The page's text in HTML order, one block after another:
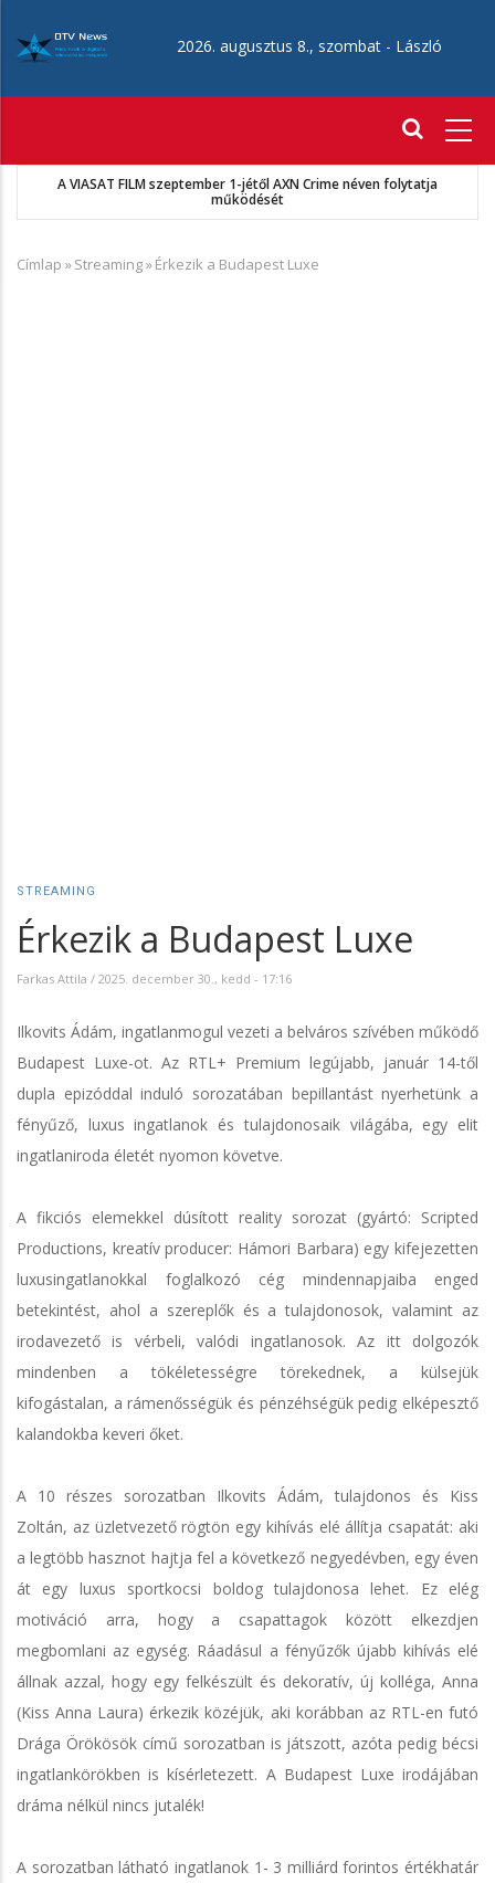
tartalomra
2026. augusztus 8., szombat - László
A VIASAT FILM szeptember 1-jétől AXN Crime néven folytatja
működését
Morzsa
Címlap »Streaming»Érkezik a Budapest Luxe
STREAMING
Érkezik a Budapest Luxe
Farkas Attila / 2025. december 30., kedd - 17:16
Ilkovits Ádám, ingatlanmogul vezeti a belváros szívében működő
Budapest Luxe-ot. Az RTL+ Premium legújabb, január 14-től
dupla epizóddal induló sorozatában bepillantást nyerhetünk a
fényűző, luxus ingatlanok és tulajdonosaik világába, egy elit
ingatlaniroda életét nyomon követve.
A fikciós elemekkel dúsított reality sorozat (gyártó: Scripted
Productions, kreatív producer: Hámori Barbara) egy kifejezetten
luxusingatlanokkal foglalkozó cég mindennapjaiba enged
betekintést, ahol a szereplők és a tulajdonosok, valamint az
irodavezető is vérbeli, valódi ingatlanosok. Az itt dolgozók
mindenben a tökéletességre törekednek, a külsejük
kifogástalan, a rámenősségük és pénzéhségük pedig elképesztő
kalandokba keveri őket.
A 10 részes sorozatban Ilkovits Ádám, tulajdonos és Kiss
Zoltán, az üzletvezető rögtön egy kihívás elé állítja csapatát: aki
a legtöbb hasznot hajtja fel a következő negyedévben, egy éven
át egy luxus sportkocsi boldog tulajdonosa lehet. Ez elég
motiváció arra, hogy a csapattagok között elkezdjen
megbomlani az egység. Ráadásul a fényűzők újabb kihívás elé
állnak azzal, hogy egy felkészült és dekoratív, új kolléga, Anna
(Kiss Anna Laura) érkezik közéjük, aki korábban az RTL-en futó
Drága Örökösök című sorozatban is játszott, azóta pedig bécsi
ingatlankörökben is kísérletezett. A Budapest Luxe irodájában
dráma nélkül nincs jutalék!
A sorozatban látható ingatlanok 1- 3 milliárd forintos értékhatár